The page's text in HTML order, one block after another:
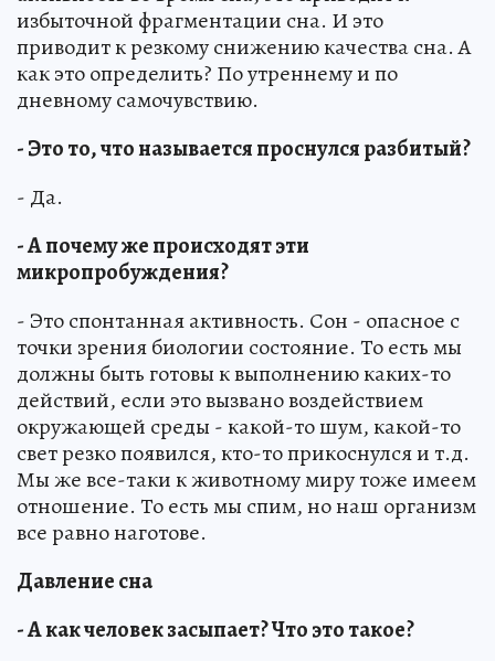
избыточной фрагментации сна. И это
приводит к резкому снижению качества сна. А
как это определить? По утреннему и по
дневному самочувствию.
- Это то, что называется проснулся разбитый?
- Да.
- А почему же происходят эти
микропробуждения?
- Это спонтанная активность. Сон - опасное с
точки зрения биологии состояние. То есть мы
должны быть готовы к выполнению каких-то
действий, если это вызвано воздействием
окружающей среды - какой-то шум, какой-то
свет резко появился, кто-то прикоснулся и т.д.
Мы же все-таки к животному миру тоже имеем
отношение. То есть мы спим, но наш организм
все равно наготове.
Давление сна
- А как человек засыпает? Что это такое?